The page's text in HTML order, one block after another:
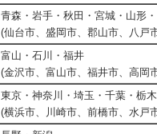
青森・岩手・秋田・宮城・山形
(仙台市、盛岡市、郡山市、八戸
富山・石川・福井
(金沢市、富山市、福井市、高岡
東京・神奈川・埼玉・千葉・栃
(横浜市、川崎市、前橋市、水戸